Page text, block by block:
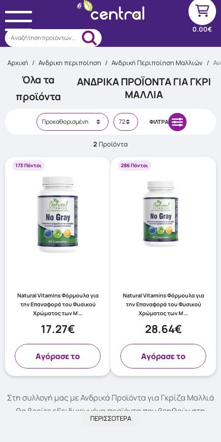
Αναζήτηση προϊόντων...
0.00€
Αρχική / Ανδρικη περιποίηση / Ανδρική Περιποίηση Μαλλιών /
ΦΊΛΤΡΑ
Όλα τα
προϊόντα
ΑΝΔΡΙΚΆ ΠΡΟΪΌΝΤΑ ΓΙΑ ΓΚΡΙ
ΜΑΛΛΙΆ
2 Προϊόντα
173 Πόντοι
Natural Vitamins Φόρμουλα για
την Επαναφορά του Φυσικού
Χρώματος των Μ …
17.27€
Aγόρασε το
286 Πόντοι
Natural Vitamins Φόρμουλα για
την Επαναφορά του Φυσικού
Χρώματος των Μ …
28.64€
Aγόρασε το
Στη συλλογή μας με Ανδρικά Προϊόντα για Γκρίζα Μαλλιά
θα βρείτε εξειδικευμένα προϊόντα που βοηθούν στη
φυσική κάλυψη των γκρίζων, ενυδατώνουν και θρέφουν
ΠΕΡΙΣΣΟΤΕΡΑ